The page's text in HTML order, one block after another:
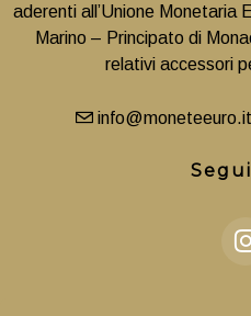
aderenti all’Unione Monetaria
Marino – Principato di
relativi accessori
info@moneteeuro.it